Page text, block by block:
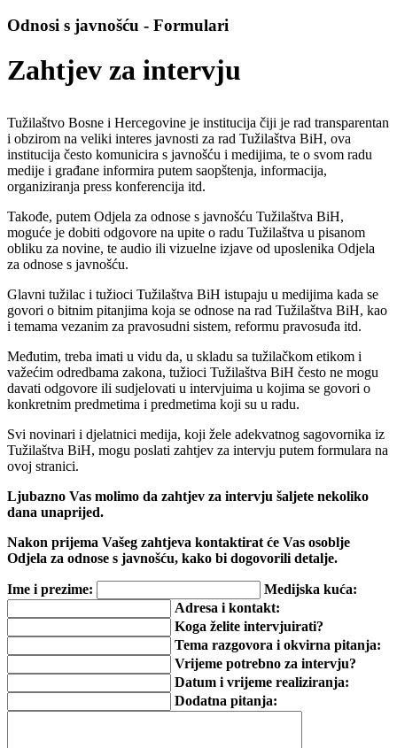
Odnosi s javnošću - Formulari
Zahtjev za intervju
Tužilaštvo Bosne i Hercegovine je institucija čiji je rad transparentan
i obzirom na veliki interes javnosti za rad Tužilaštva BiH, ova
institucija često komunicira s javnošću i medijima, te o svom radu
medije i građane informira putem saopštenja, informacija,
organiziranja press konferencija itd.
Takođe, putem Odjela za odnose s javnošću Tužilaštva BiH,
moguće je dobiti odgovore na upite o radu Tužilaštva u pisanom
obliku za novine, te audio ili vizuelne izjave od uposlenika Odjela
za odnose s javnošću.
Glavni tužilac i tužioci Tužilaštva BiH istupaju u medijima kada se
govori o bitnim pitanjima koja se odnose na rad Tužilaštva BiH, kao
i temama vezanim za pravosudni sistem, reformu pravosuđa itd.
Međutim, treba imati u vidu da, u skladu sa tužilačkom etikom i
važećim odredbama zakona, tužioci Tužilaštva BiH često ne mogu
davati odgovore ili sudjelovati u intervjuima u kojima se govori o
konkretnim predmetima i predmetima koji su u radu.
Svi novinari i djelatnici medija, koji žele adekvatnog sagovornika iz
Tužilaštva BiH, mogu poslati zahtjev za intervju putem formulara na
ovoj stranici.
Ljubazno Vas molimo da zahtjev za intervju šaljete nekoliko
dana unaprijed.
Nakon prijema Vašeg zahtjeva kontaktirat će Vas osoblje
Odjela za odnose s javnošću, kako bi dogovorili detalje.
Ime i prezime:
Medijska kuća:
Adresa i kontakt:
Koga želite intervjuirati?
Tema razgovora i okvirna pitanja:
Vrijeme potrebno za intervju?
Datum i vrijeme realiziranja:
Dodatna pitanja: